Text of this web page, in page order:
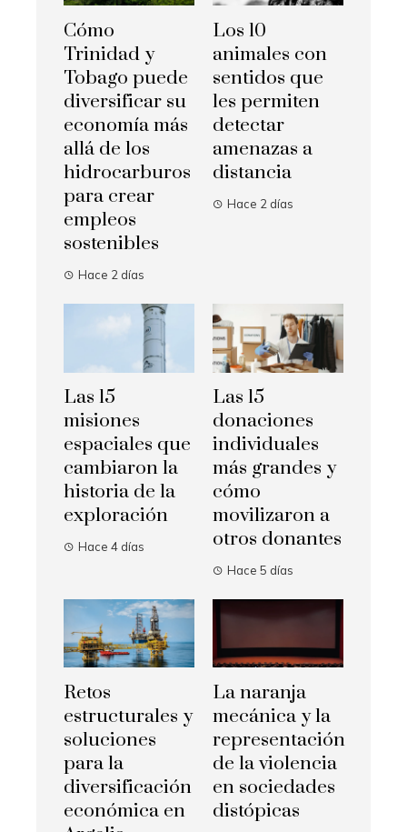
Cómo
Trinidad y
Tobago puede
diversificar su
economía más
allá de los
hidrocarburos
para crear
empleos
sostenibles
Hace 2 días
Los 10
animales con
sentidos que
les permiten
detectar
amenazas a
distancia
Hace 2 días
Las 15
misiones
espaciales que
cambiaron la
historia de la
exploración
Hace 4 días
Las 15
donaciones
individuales
más grandes y
cómo
movilizaron a
otros donantes
Hace 5 días
Retos
estructurales y
soluciones
para la
diversificación
económica en
La naranja
mecánica y la
representación
de la violencia
en sociedades
distópicas